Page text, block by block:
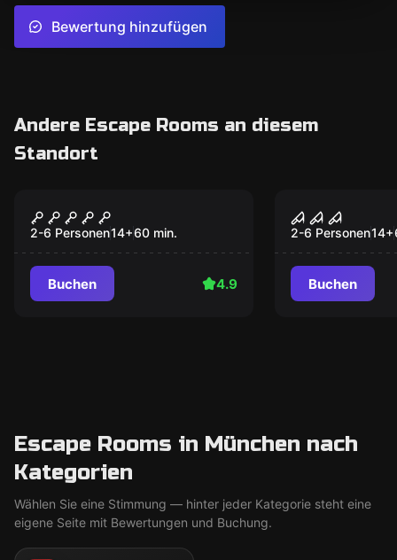
Bewertung hinzufügen
Andere Escape Rooms an diesem
Standort
Populär
Sherlock
2-6 Personen14+60 min.
Buchen 4.9
Populär
Die
2-6 Personen14+
Buchen
Escape Rooms in München nach
Kategorien
Wählen Sie eine Stimmung — hinter jeder Kategorie steht eine
eigene Seite mit Bewertungen und Buchung.